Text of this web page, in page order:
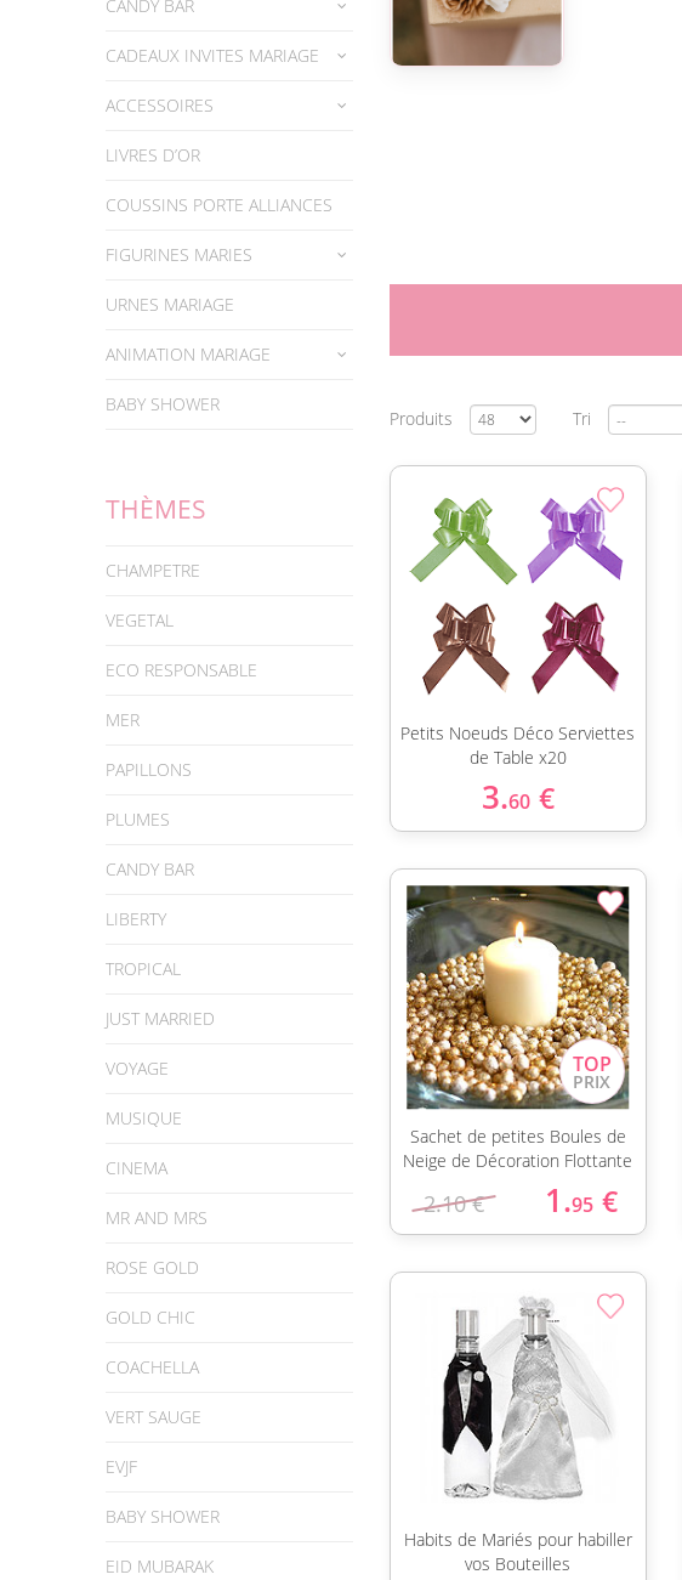
CANDY BAR
CADEAUX INVITES MARIAGE
ACCESSOIRES
LIVRES D’OR
COUSSINS PORTE ALLIANCES
FIGURINES MARIES
URNES MARIAGE
ANIMATION MARIAGE
BABY SHOWER
THÈMES
CHAMPETRE
VEGETAL
ECO RESPONSABLE
MER
PAPILLONS
PLUMES
CANDY BAR
LIBERTY
TROPICAL
JUST MARRIED
VOYAGE
MUSIQUE
CINEMA
MR AND MRS
ROSE GOLD
GOLD CHIC
COACHELLA
VERT SAUGE
EVJF
BABY SHOWER
EID MUBARAK
Produits Tri
Petits Noeuds Déco Serviettes
de Table x20
3.60 €
Sachet de petites Boules de
Neige de Décoration Flottante
2.10 € 1.95 €
Habits de Mariés pour habiller
vos Bouteilles